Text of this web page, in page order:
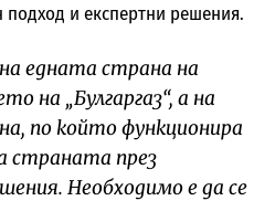
и експертни решения.
едната страна на
на „Булгаргаз“, а на
по който функционира
страната през
Необходимо е да се